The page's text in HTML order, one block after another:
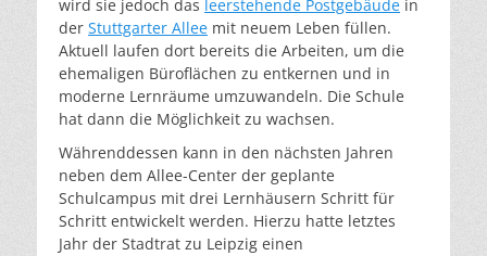
wird sie jedoch das leerstehende Postgebäude in
der Stuttgarter Allee mit neuem Leben füllen.
Aktuell laufen dort bereits die Arbeiten, um die
ehemaligen Büroflächen zu entkernen und in
moderne Lernräume umzuwandeln. Die Schule
hat dann die Möglichkeit zu wachsen.
Wäh­rend­des­sen kann in den nächsten Jahren
neben dem Allee-Center der geplante
Schulcampus mit drei Lernhäusern Schritt für
Schritt entwickelt werden. Hierzu hatte letztes
Jahr der Stadtrat zu Leipzig einen